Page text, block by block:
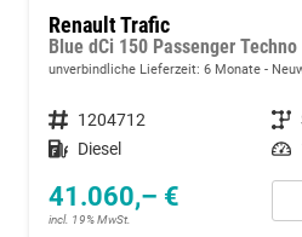
Renault Trafic
Blue dCi 150 Passenger
unverbindliche Lieferzeit: 6 Monate
Fahrzeugnummer 1204712 Getriebe
Kraftstoff Diesel Leistung
41.060,– €
incl. 19% MwSt.